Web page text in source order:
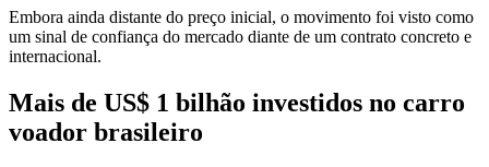
Embora ainda distante do preço inicial, o movimento foi visto como
um sinal de confiança do mercado diante de um contrato concreto e
internacional.
Mais de US$ 1 bilhão investidos no carro
voador brasileiro